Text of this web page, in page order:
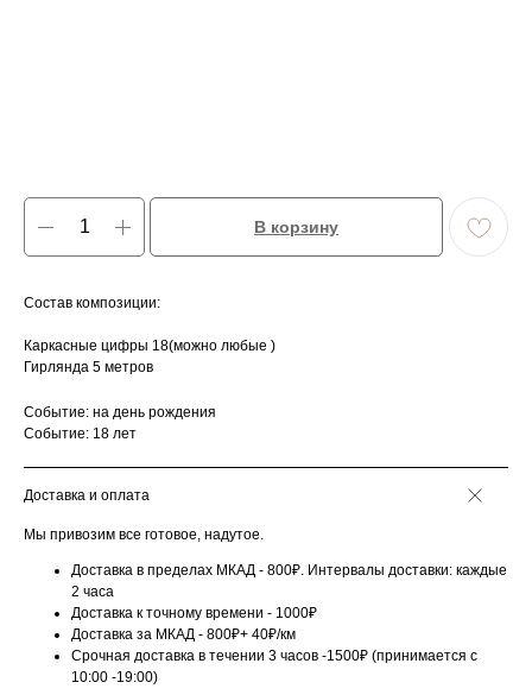
В корзину
Состав композиции:
Каркасные цифры 18(можно любые )
Гирлянда 5 метров
Событие: на день рождения
Событие: 18 лет
Доставка и оплата
Мы привозим все готовое, надутое.
Доставка в пределах МКАД - 800₽. Интервалы доставки: каждые
2 часа
Доставка к точному времени - 1000₽
Доставка за МКАД - 800₽+ 40₽/км
Срочная доставка в течении 3 часов -1500₽ (принимается с
10:00 -19:00)